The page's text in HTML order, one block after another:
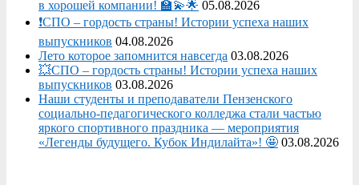
в хорошей компании! 🏫💫🌟 05.08.2026
❗СПО – гордость страны! Истории успеха наших
выпускников 04.08.2026
Лето которое запомнится навсегда 03.08.2026
💥СПО – гордость страны! Истории успеха наших
выпускников 03.08.2026
Наши студенты и преподаватели Пензенского
социально‑педагогического колледжа стали частью
яркого спортивного праздника — мероприятия
«Легенды будущего. Кубок Индилайта»! 🤩 03.08.2026